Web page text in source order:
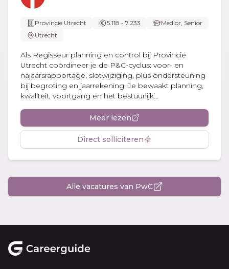
Provincie Utrecht 5.118 - 7.233
Medior, Senior
Utrecht
Als Regisseur planning en control bij Provincie
Utrecht coördineer je de P&C-cyclus: voor- en
najaarsrapportage, slotwijziging, plus ondersteuning
bij begroting en jaarrekening. Je bewaakt planning,
kwaliteit, voortgang en het bestuurlijk...
Meer lezen
Direct solliciteren
Alle vacatures van PwC